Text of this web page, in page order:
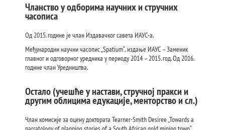
Чланство у одборима научних и стручних
часописа
Од 2015. године је члан Издавачког савета ИАУС-а.
Међународни научни часопис „Spatium“, издање ИАУС – Заменик
главног и одговорног уредника у периоду 2014 – 2015. год. Од 2016.
године члан Уредништва.
Остало (учешће у настави, стручној пракси и
другим облицима едукације, менторство и сл.)
Члан комисије за оцену доктората Tearner-Smith Desiree „Towards a